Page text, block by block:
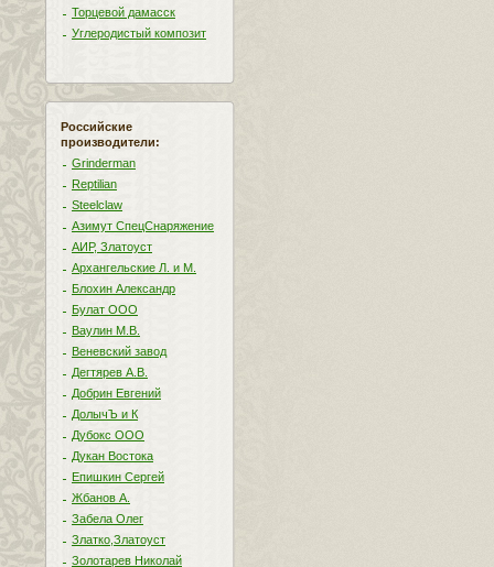
Торцевой дамасск
Углеродистый композит
Российские
производители:
Grinderman
Reptilian
Steelclaw
Азимут СпецСнаряжение
АИР, Златоуст
Архангельские Л. и М.
Блохин Александр
Булат ООО
Ваулин М.В.
Веневский завод
Дегтярев А.В.
Добрин Евгений
ДолычЪ и К
Дубокс ООО
Дукан Востока
Епишкин Сергей
Жбанов А.
Забела Олег
Златко,Златоуст
Золотарев Николай